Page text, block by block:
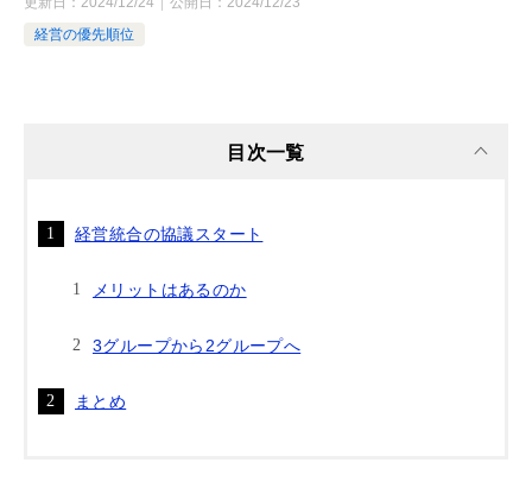
経営の優先順位
目次一覧
経営統合の協議スタート
メリットはあるのか
3グループから2グループへ
まとめ